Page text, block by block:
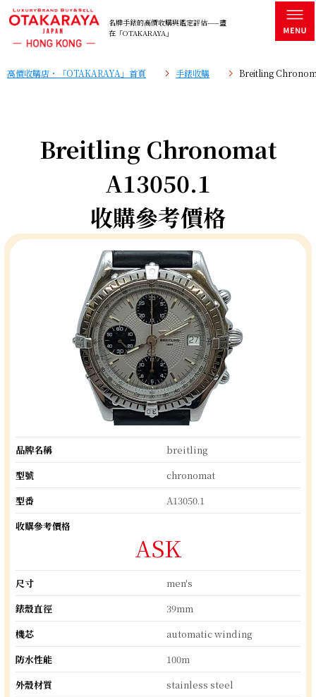
名牌手錶的高價收購與鑑定評估——盡
在「OTAKARAYA」
高價收購店・「OTAKARAYA」首頁 手錶收購 Breitling
Breitling Chronomat
A13050.1
收購參考價格
品牌名稱
breitling
型號
chronomat
型番
A13050.1
收購參考價格
ASK
尺寸
men's
錶殼直徑
39mm
機芯
automatic winding
防水性能
100m
外殼材質
stainless steel